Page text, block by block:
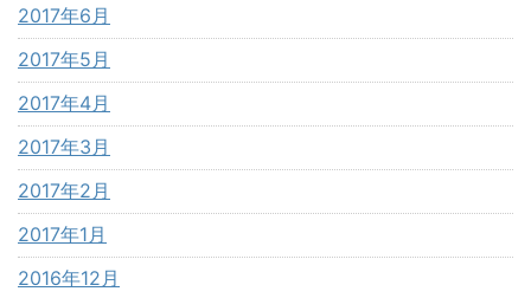
2017年6月
2017年5月
2017年4月
2017年3月
2017年2月
2017年1月
2016年12月